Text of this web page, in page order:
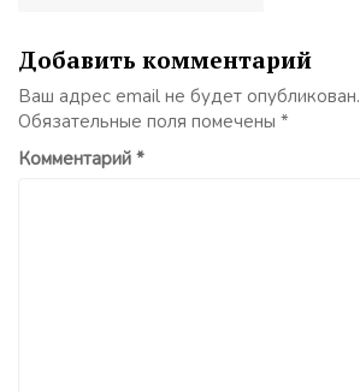
Добавить комментарий
Ваш адрес email не будет опубликован.
Обязательные поля помечены *
Комментарий *